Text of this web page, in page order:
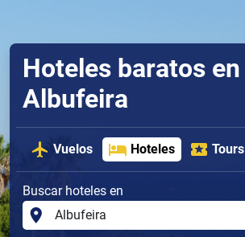
Hoteles baratos en
Albufeira
Vuelos Hoteles Tours
Buscar hoteles en